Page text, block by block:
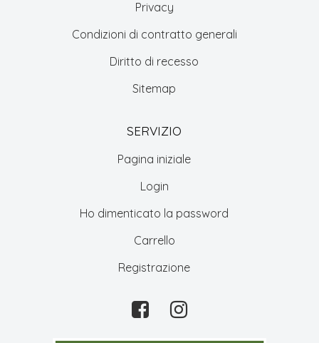
Privacy
Condizioni di contratto generali
Diritto di recesso
Sitemap
SERVIZIO
Pagina iniziale
Login
Ho dimenticato la password
Carrello
Registrazione